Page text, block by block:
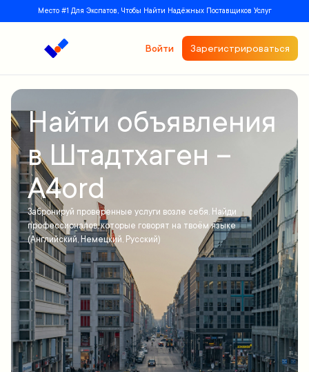
Место #1 Для Экспатов, Чтобы Найти Надёжных Поставщиков Услуг
Войти Зарегистрироваться
Найти объявления
в Штадтхаген –
A4ord
Забронируй проверенные услуги возле себя. Найди
профессионалов, которые говорят на твоём языке
(Английский, Немецкий, Русский)